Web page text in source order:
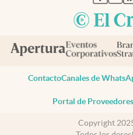
ContactoCanales de
Portal de Proveedores
Copyright